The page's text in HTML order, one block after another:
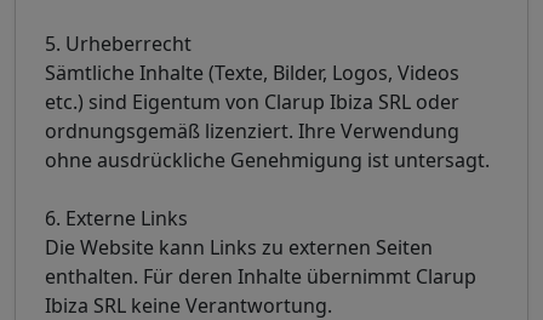
5. Urheberrecht
Sämtliche Inhalte (Texte, Bilder, Logos, Videos
etc.) sind Eigentum von Clarup Ibiza SRL oder
ordnungsgemäß lizenziert. Ihre Verwendung
ohne ausdrückliche Genehmigung ist untersagt.
6. Externe Links
Die Website kann Links zu externen Seiten
enthalten. Für deren Inhalte übernimmt Clarup
Ibiza SRL keine Verantwortung.